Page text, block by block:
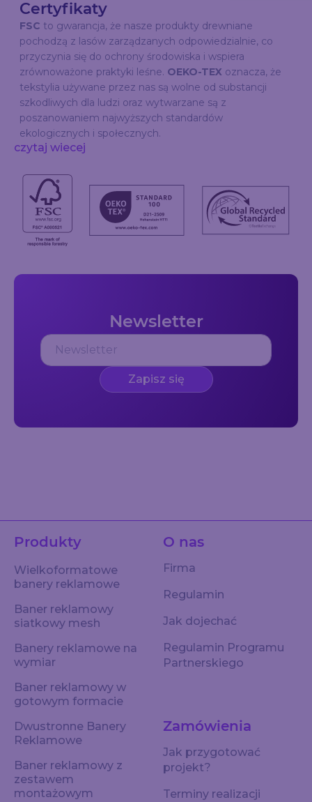
Certyfikaty
FSC to gwarancja, że nasze produkty drewniane
pochodzą z lasów zarządzanych odpowiedzialnie, co
przyczynia się do ochrony środowiska i wspiera
zrównoważone praktyki leśne. OEKO-TEX oznacza, że
tekstylia używane przez nas są wolne od substancji
szkodliwych dla ludzi oraz wytwarzane są z
poszanowaniem najwyższych standardów
ekologicznych i społecznych.
czytaj wiecej
Newsletter
Zapisz się
Produkty
Wielkoformatowe
banery reklamowe
Baner reklamowy
siatkowy mesh
Banery reklamowe na
wymiar
Baner reklamowy w
gotowym formacie
Dwustronne Banery
Reklamowe
Baner reklamowy z
zestawem
montażowym
O nas
Firma
Regulamin
Jak dojechać
Regulamin Programu
Partnerskiego
Zamówienia
Jak przygotować
projekt?
Terminy realizacji